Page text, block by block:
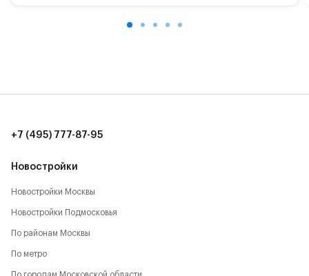
Новостройки
Новостройки Москвы
Новостройки Подмосковья
По районам Москвы
По метро
+7 (495) 777-87-95